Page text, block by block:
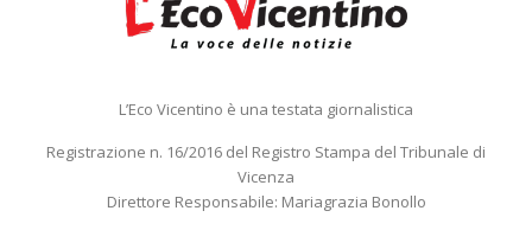
L’Eco Vicentino è una testata giornalistica
Registrazione n. 16/2016 del Registro Stampa del Tribunale di
Vicenza
Direttore Responsabile: Mariagrazia Bonollo